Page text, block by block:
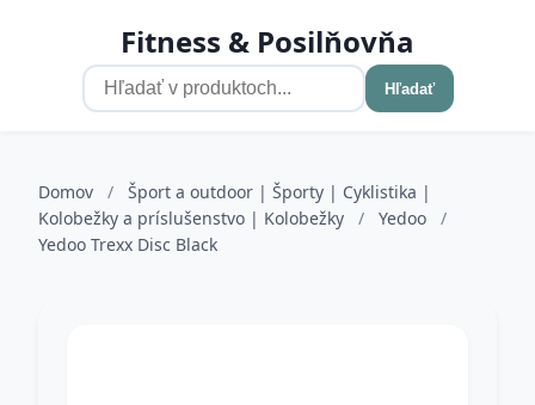
Fitness & Posilňovňa
Hľadať
Domov /
Šport a outdoor | Športy | Cyklistika |
Kolobežky a príslušenstvo | Kolobežky
/ Yedoo
/
Yedoo Trexx Disc Black